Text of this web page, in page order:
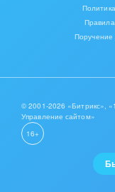
Поручение
© 2001-2026 «Битрикс»,
Управление сайтом»
16+